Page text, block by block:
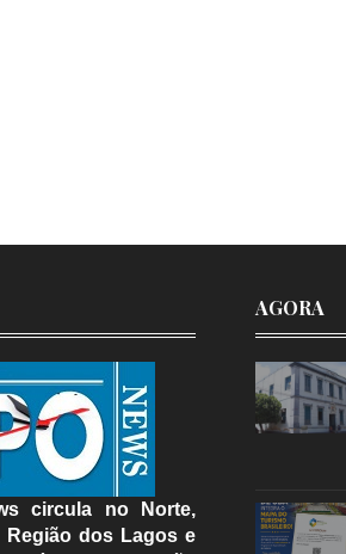
circula no Norte,
Região dos Lagos e
AGORA